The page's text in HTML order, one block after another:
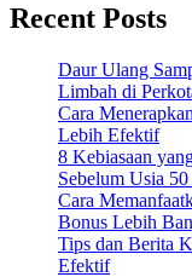
Recent Posts
Daur Ulang
Limbah di
Cara
Lebih Efektif
8 Kebiasaan
Sebelum Usia 50
Cara
Bonus Lebih
Tips dan Berita
Efektif